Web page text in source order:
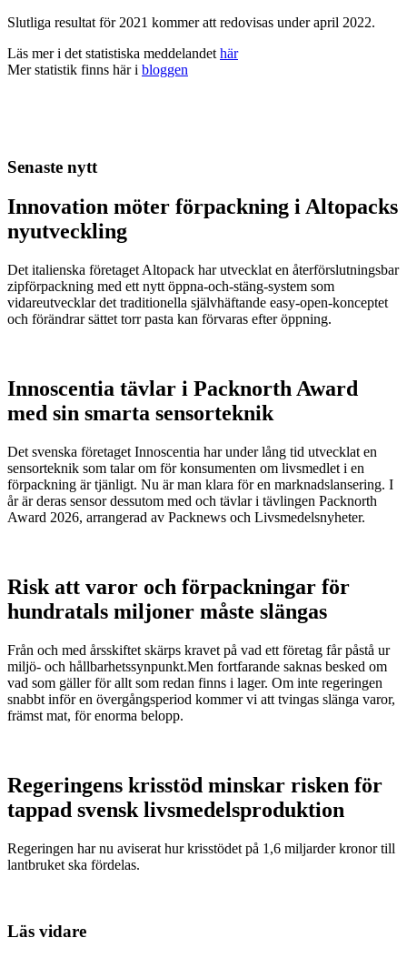
Slutliga resultat för 2021 kommer att redovisas under april 2022.
Läs mer i det statistiska meddelandet här
Mer statistik finns här i bloggen
Senaste nytt
Innovation möter förpackning i Altopacks
nyutveckling
Det italienska företaget Altopack har utvecklat en återförslutningsbar
zipförpackning med ett nytt öppna-och-stäng-system som
vidareutvecklar det traditionella självhäftande easy-open-konceptet
och förändrar sättet torr pasta kan förvaras efter öppning.
Innoscentia tävlar i Packnorth Award
med sin smarta sensorteknik
Det svenska företaget Innoscentia har under lång tid utvecklat en
sensorteknik som talar om för konsumenten om livsmedlet i en
förpackning är tjänligt. Nu är man klara för en marknadslansering. I
år är deras sensor dessutom med och tävlar i tävlingen Packnorth
Award 2026, arrangerad av Packnews och Livsmedelsnyheter.
Risk att varor och förpackningar för
hundratals miljoner måste slängas
Från och med årsskiftet skärps kravet på vad ett företag får påstå ur
miljö- och hållbarhetssynpunkt.Men fortfarande saknas besked om
vad som gäller för allt som redan finns i lager. Om inte regeringen
snabbt inför en övergångsperiod kommer vi att tvingas slänga varor,
främst mat, för enorma belopp.
Regeringens krisstöd minskar risken för
tappad svensk livsmedelsproduktion
Regeringen har nu aviserat hur krisstödet på 1,6 miljarder kronor till
lantbruket ska fördelas.
Läs vidare